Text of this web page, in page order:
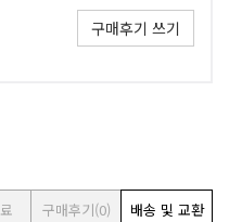
구매후기 쓰기
구매후기(0) 배송 및 교환